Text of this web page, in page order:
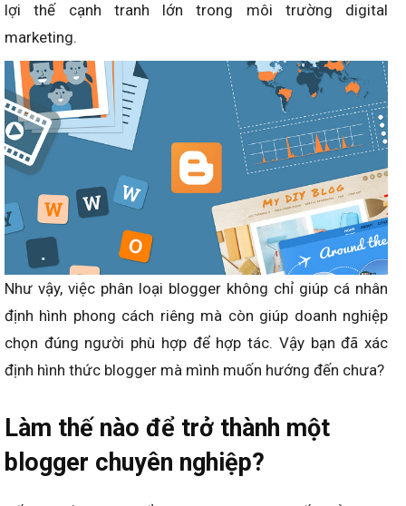
lợi thế cạnh tranh lớn trong môi trường digital
marketing.
Như vậy, việc phân loại blogger không chỉ giúp cá nhân
định hình phong cách riêng mà còn giúp doanh nghiệp
chọn đúng người phù hợp để hợp tác. Vậy bạn đã xác
định hình thức blogger mà mình muốn hướng đến chưa?
Làm thế nào để trở thành một
blogger chuyên nghiệp?